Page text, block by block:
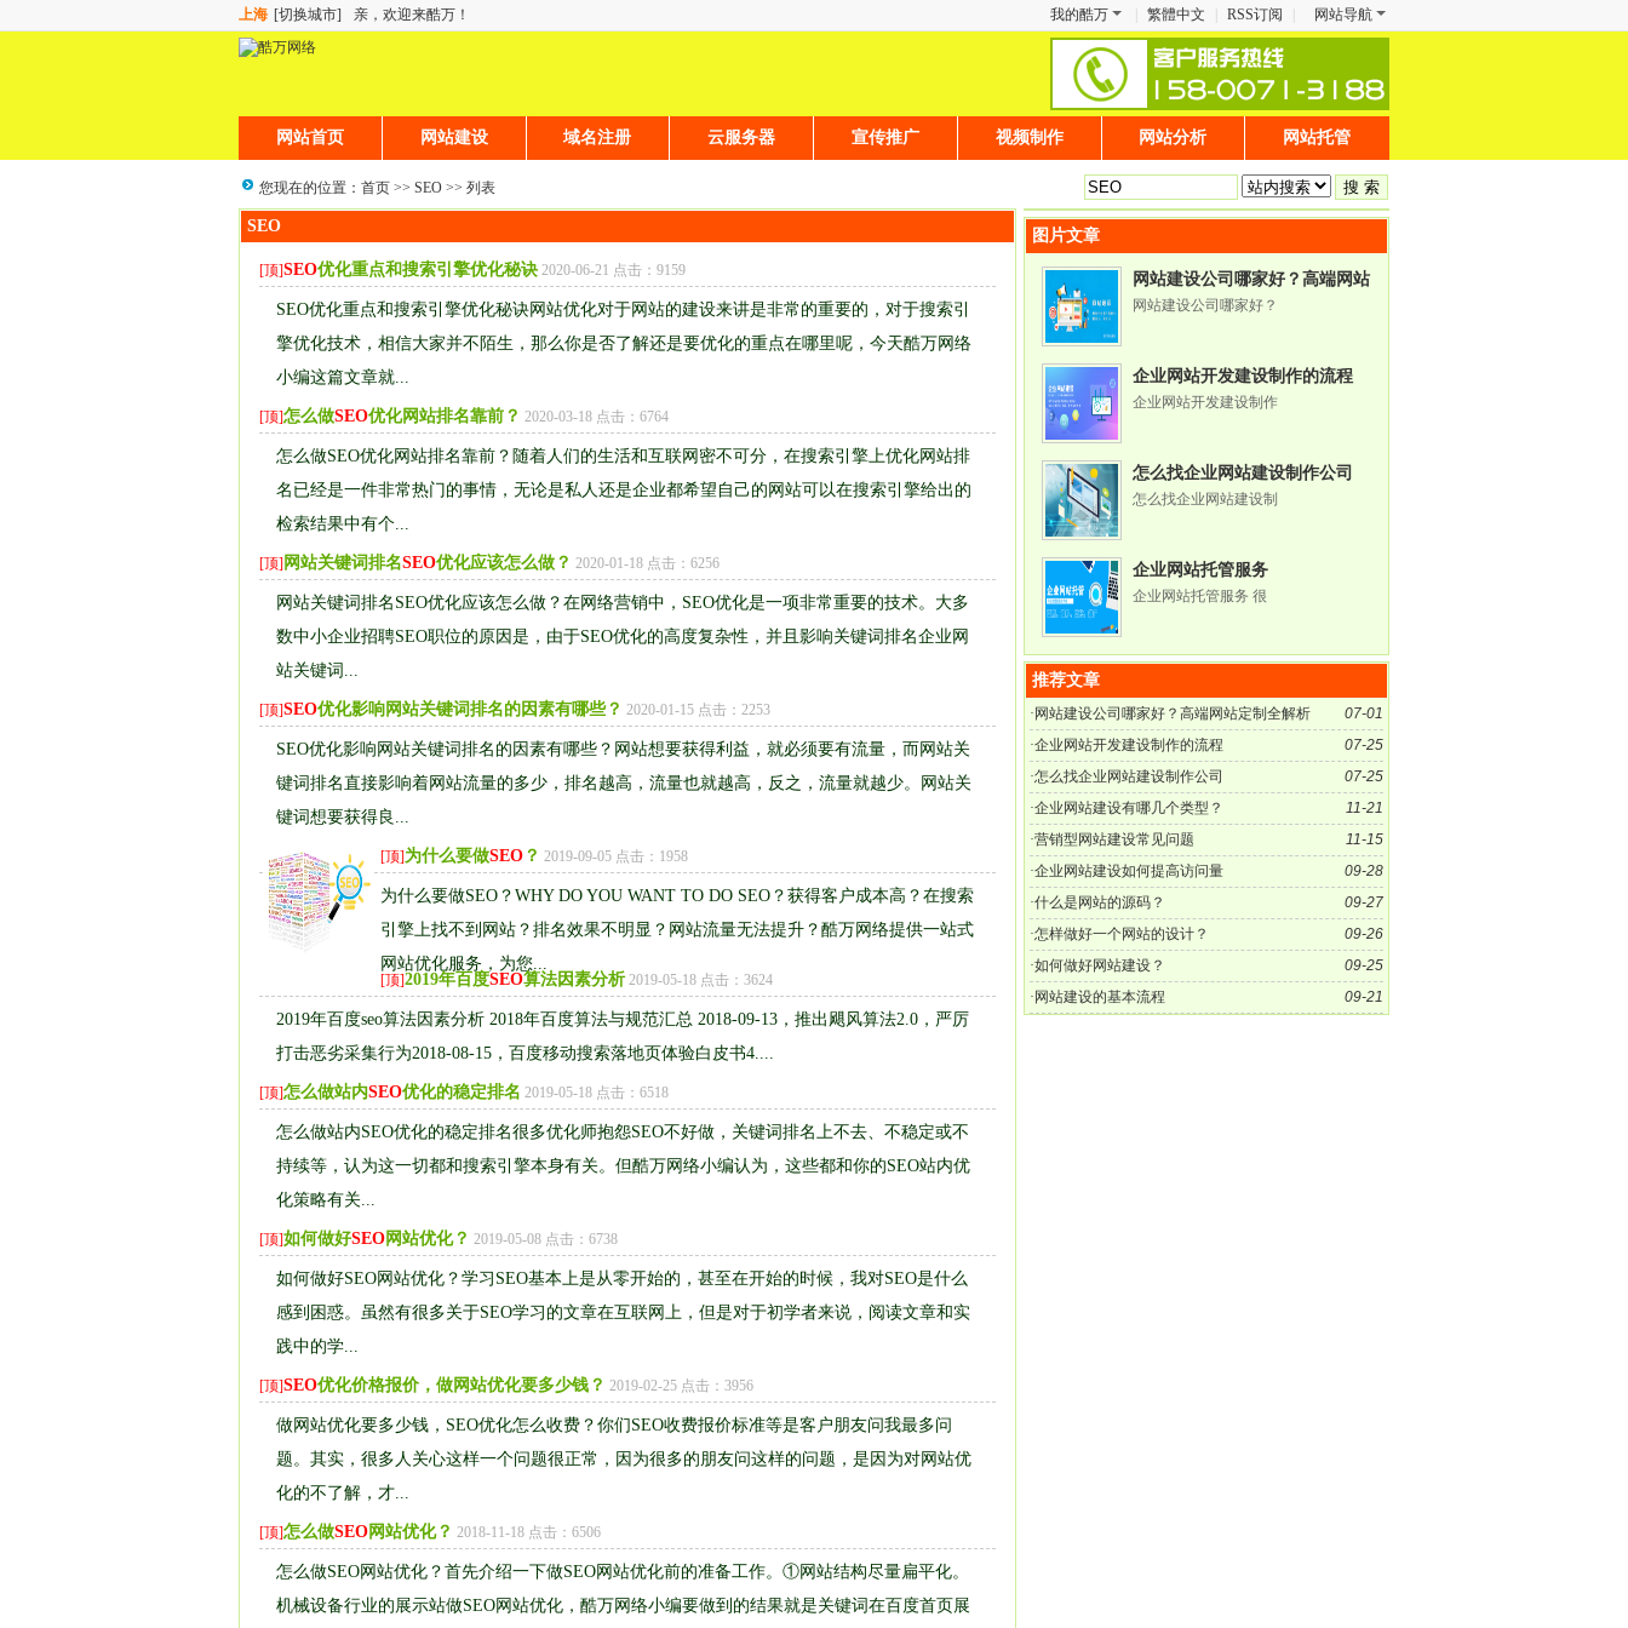
上海 [切换城市] 亲，欢迎来酷万！ 我的酷万 繁體中文 RSS订阅 网站导航
网站首页 网站建设 域名注册 云服务器 宣传推广 视频制作 网站分析 网站托管
您现在的位置： 首页 >> SEO >> 列表
SEO
[顶]SEO优化重点和搜索引擎优化秘诀 2020-06-21 点击：9159
SEO优化重点和搜索引擎优化秘诀网站优化对于网站的建设来讲是非常的重要的，对于搜索引
擎优化技术，相信大家并不陌生，那么你是否了解还是要优化的重点在哪里呢，今天酷万网络
小编这篇文章就...
[顶]怎么做SEO优化网站排名靠前？ 2020-03-18 点击：6764
怎么做SEO优化网站排名靠前？随着人们的生活和互联网密不可分，在搜索引擎上优化网站排
名已经是一件非常热门的事情，无论是私人还是企业都希望自己的网站可以在搜索引擎给出的
检索结果中有个...
[顶] 网站关键词排名SEO优化应该怎么做？ 2020-01-18 点击：6256
网站关键词排名SEO优化应该怎么做？在网络营销中，SEO优化是一项非常重要的技术。大多
数中小企业招聘SEO职位的原因是，由于SEO优化的高度复杂性，并且影响关键词排名企业网
站关键词...
[顶]SEO优化影响网站关键词排名的因素有哪些？ 2020-01-15 点击：2253
SEO优化影响网站关键词排名的因素有哪些？网站想要获得利益，就必须要有流量，而网站关
键词排名直接影响着网站流量的多少，排名越高，流量也就越高，反之，流量就越少。网站关
键词想要获得良...
[顶]为什么要做SEO ？ 2019-09-05 点击：1958
为什么要做SEO？WHY DO YOU WANT TO DO SEO？获得客户成本高？在搜索
引擎上找不到网站？排名效果不明显？网站流量无法提升？酷万网络提供一站式
网站优化服务，为您...
[顶]2019年百度SEO算法因素分析 2019-05-18 点击：3624
2019年百度seo算法因素分析 2018年百度算法与规范汇总 2018-09-13，推出飓风算法2.0，严厉
打击恶劣采集行为2018-08-15，百度移动搜索落地页体验白皮书4....
[顶]怎么做站内SEO优化的稳定排名 2019-05-18 点击：6518
怎么做站内SEO优化的稳定排名很多优化师抱怨SEO不好做，关键词排名上不去、不稳定或不
持续等，认为这一切都和搜索引擎本身有关。但酷万网络小编认为，这些都和你的SEO站内优
化策略有关...
[顶]如何做好SEO网站优化？ 2019-05-08 点击：6738
如何做好SEO网站优化？学习SEO基本上是从零开始的，甚至在开始的时候，我对SEO是什么
感到困惑。虽然有很多关于SEO学习的文章在互联网上，但是对于初学者来说，阅读文章和实
践中的学...
[顶]SEO优化价格报价，做网站优化要多少钱？ 2019-02-25 点击：3956
做网站优化要多少钱，SEO优化怎么收费？你们SEO收费报价标准等是客户朋友问我最多问
题。其实，很多人关心这样一个问题很正常，因为很多的朋友问这样的问题，是因为对网站优
化的不了解，才...
[顶]怎么做SEO网站优化？ 2018-11-18 点击：6506
怎么做SEO网站优化？首先介绍一下做SEO网站优化前的准备工作。①网站结构尽量扁平化。
机械设备行业的展示站做SEO网站优化，酷万网络小编要做到的结果就是关键词在百度首页展
图片文章
网站建设公司哪家好？高端网站
定制全解析
网站建设公司哪家好？
企业网站开发建设制作的流程
企业网站开发建设制作
怎么找企业网站建设制作公司
怎么找企业网站建设制
企业网站托管服务
企业网站托管服务 很
推荐文章
07-01
· 网站建设公司哪家好？高端网站定制全解析
07-25
·企业网站开发建设制作的流程
07-25
·怎么找企业网站建设制作公司
11-21
·企业网站建设有哪几个类型？
11-15
·营销型网站建设常见问题
09-28
·企业网站建设如何提高访问量
09-27
·什么是网站的源码？
09-26
·怎样做好一个网站的设计？
09-25
·如何做好网站建设？
09-21
· 网站建设的基本流程